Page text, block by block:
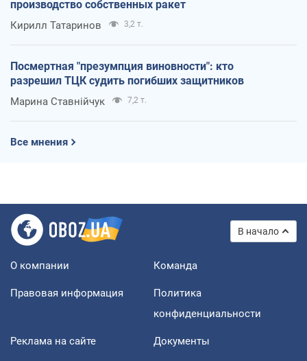
производство собственных ракет
Кирилл Татаринов 3,2 т.
Посмертная "презумпция виновности": кто
разрешил ТЦК судить погибших защитников
Марина Ставнійчук 7,2 т.
Все мнения
В начало
О компании Команда
Правовая информация
Политика
конфиденциальности
Реклама на сайте Документы